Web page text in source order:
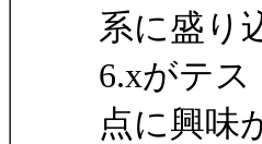
系に盛り
6.xがテ
点に興味